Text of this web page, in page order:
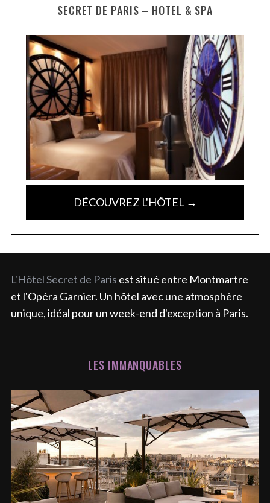
SECRET DE PARIS – HOTEL & SPA
DÉCOUVREZ L'HÔTEL →
L'Hôtel Secret de Paris est situé entre Montmartre
et l'Opéra Garnier. Un hôtel avec une atmosphère
unique, idéal pour un week-end d'exception à Paris.
LES IMMANQUABLES